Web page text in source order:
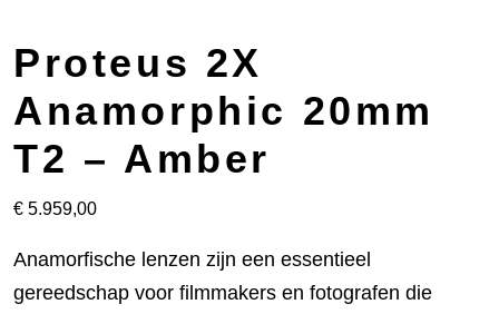
Proteus 2X
Anamorphic 20mm
T2 – Amber
€ 5.959,00
Anamorfische lenzen zijn een essentieel
gereedschap voor filmmakers en fotografen die